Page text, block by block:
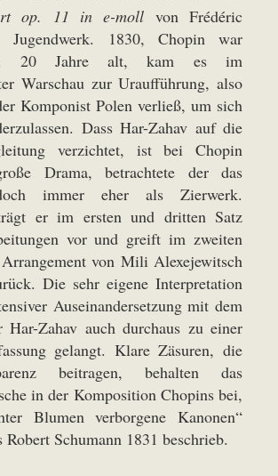
op. 11 in e-moll von Frédéric
Jugendwerk. 1830, Chopin war
20 Jahre alt, kam es im
Warschau zur Uraufführung, also
Komponist Polen verließ, um sich
Dass Har-Zahav auf die
verzichtet, ist bei Chopin
Drama, betrachtete der das
immer eher als Zierwerk.
er im ersten und dritten Satz
vor und greift im zweiten
von Mili Alexejewitsch
Die sehr eigene Interpretation
Auseinandersetzung mit dem
Zahav auch durchaus zu einer
gelangt. Klare Zäsuren, die
beitragen, behalten das
in der Komposition Chopins bei,
Blumen verborgene Kanonen“
Schumann 1831 beschrieb.